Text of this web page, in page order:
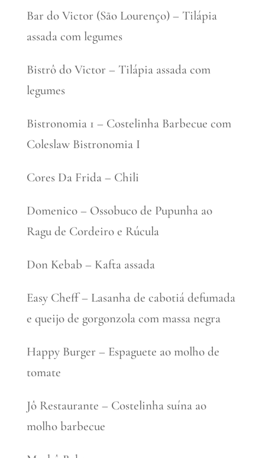
Bar do Victor (São Lourenço) – Tilápia
assada com legumes
Bistrô do Victor – Tilápia assada com
legumes
Bistronomia 1 – Costelinha Barbecue com
Coleslaw Bistronomia I
Cores Da Frida – Chili
Domenico – Ossobuco de Pupunha ao
Ragu de Cordeiro e Rúcula
Don Kebab – Kafta assada
Easy Cheff – Lasanha de cabotiá defumada
e queijo de gorgonzola com massa negra
Happy Burger – Espaguete ao molho de
tomate
Jô Restaurante – Costelinha suína ao
molho barbecue